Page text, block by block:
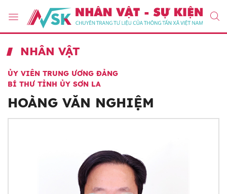
NHÂN VẬT
ỦY VIÊN TRUNG ƯƠNG ĐẢNG
BÍ THƯ TỈNH ỦY SƠN LA
HOÀNG VĂN NGHIỆM